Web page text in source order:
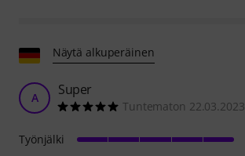
Näytä alkuperäinen
A Super
Tuntematon 22.03.2023
Työnjälki